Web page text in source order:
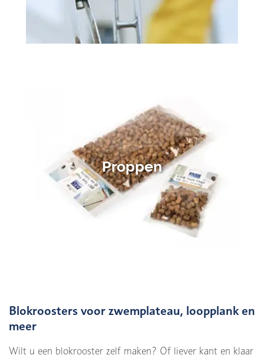
Proppen
Blokroosters voor zwemplateau, loopplank en
meer
Wilt u een blokrooster zelf maken? Of liever kant en klaar